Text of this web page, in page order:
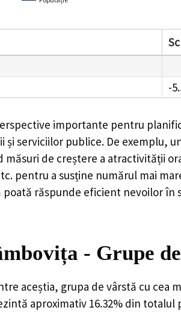
-
importante pentru
serviciilor publice. De exemplu,
de creștere a atractivității
pentru a susține numărul mai
răspunde eficient nevoilor
- Grupe
aceștia, grupa de vârstă cu cea
aproximativ 16.32% din totalul